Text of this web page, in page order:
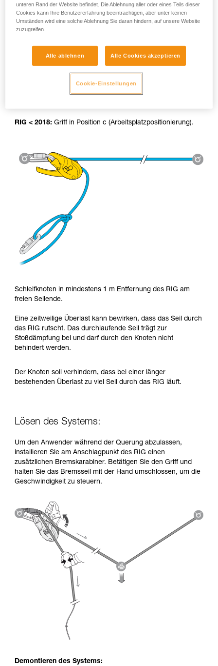
Benutzung der Hilfsseilbahn:
Das AUTO-LOCK-System blockiert die Last
RIG < 2018: Griff in Position c (Arbeitsplatzpositionierung).
Schleifknoten in mindestens 1 m Entfernung des RIG am
freien Seilende.
Eine zeitweilige Überlast kann bewirken, dass das Seil durch
das RIG rutscht. Das durchlaufende Seil trägt zur
Stoßdämpfung bei und darf durch den Knoten nicht
behindert werden.
Der Knoten soll verhindern, dass bei einer länger
bestehenden Überlast zu viel Seil durch das RIG läuft.
Lösen des Systems:
Um den Anwender während der Querung abzulassen,
installieren Sie am Anschlagpunkt des RIG einen
zusätzlichen Bremskarabiner. Betätigen Sie den Griff und
halten Sie das Bremsseil mit der Hand umschlossen, um die
Geschwindigkeit zu steuern.
Demontieren des Systems:
unteren Rand der Website befindet. Die Ablehnung aller oder eines Teils dieser
Cookies kann Ihre Benutzererfahrung beeinträchtigen, aber unter keinen
Umständen wird eine solche Ablehnung Sie daran hindern, auf unsere Website
zuzugreifen.
Alle ablehnen Alle Cookies akzeptieren
Cookie-Einstellungen